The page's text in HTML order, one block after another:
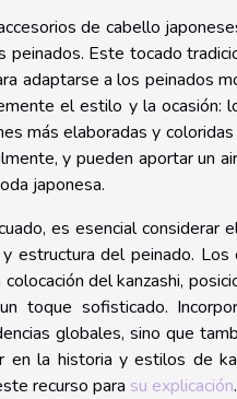
de cabello
Este tocado
adaptarse a los peinados
el estilo y la
más elaboradas y
y pueden aportar un
japonesa.
es esencial
estructura del peinado.
del kanzashi,
toque sofisticado.
globales, sino que
en la historia y estilos de
recurso para su explicación.